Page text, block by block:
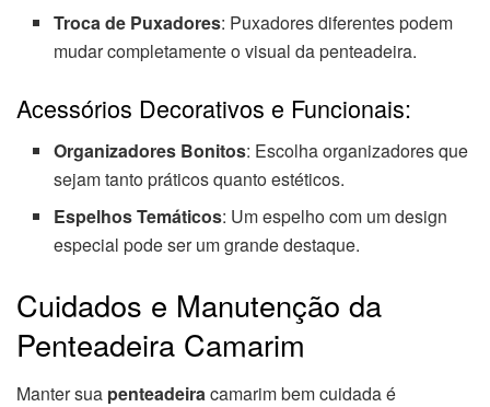
Troca de Puxadores: Puxadores diferentes podem
mudar completamente o visual da penteadeira.
Acessórios Decorativos e Funcionais:
Organizadores Bonitos: Escolha organizadores que
sejam tanto práticos quanto estéticos.
Espelhos Temáticos: Um espelho com um design
especial pode ser um grande destaque.
Cuidados e Manutenção da
Penteadeira Camarim
Manter sua penteadeira camarim bem cuidada é